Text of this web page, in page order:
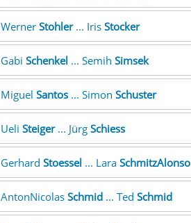
Werner Stohler... Iris Stocker
Gabi Schenkel ... Semih Simsek
Miguel Santos... Simon Schuster
Ueli Steiger... Jürg Schiess
Gerhard Stoessel ... Lara SchmitzAlonso
AntonNicolas Schmid... Ted Schmid